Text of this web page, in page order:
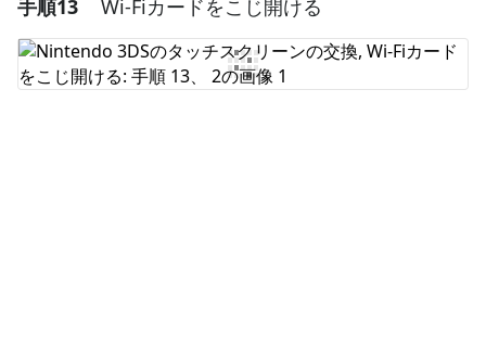
コメントを追加
コメントを追加
手順13 Wi-Fiカードをこじ開ける